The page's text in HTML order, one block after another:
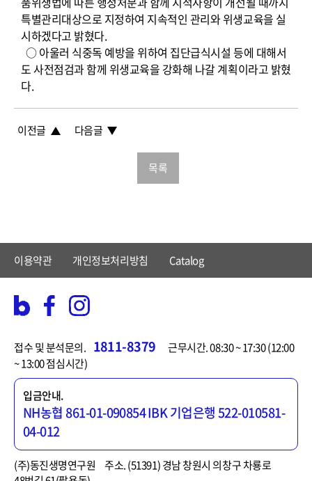
특별관리대상으로 지정하여 지속적인 관리와 위생교육을 실
시하겠다고 밝혔다.
○ 아울러 식중독 예방을 위하여 집단급식시설 등에 대해서
도 사전점검과 함께 위생교육을 강화해 나갈 계획이라고 밝혔
다.
이전글 다음글
목록
이용약관 개인정보처리방침 Catalog
접수 및 분석문의. 1811-8379
근무시간. 08:30 ~ 17:30 (12:00
~ 13:00 점심시간)
입금안내.
NH농협 861-01-090854IBK 기업은행 522-010581-
04-012
(주)동진생명연구원
주소. (51391) 경남 창원시 의창구 차룡로